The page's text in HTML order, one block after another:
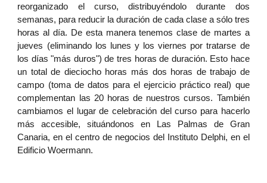
reorganizado el curso, distribuyéndolo durante dos
semanas, para reducir la duración de cada clase a sólo tres
horas al día. De esta manera tenemos clase de martes a
jueves (eliminando los lunes y los viernes por tratarse de
los días "más duros") de tres horas de duración. Esto hace
un total de dieciocho horas más dos horas de trabajo de
campo (toma de datos para el ejercicio práctico real) que
complementan las 20 horas de nuestros cursos. También
cambiamos el lugar de celebración del curso para hacerlo
más accesible, situándonos en Las Palmas de Gran
Canaria, en el centro de negocios del Instituto Delphi, en el
Edificio Woermann.